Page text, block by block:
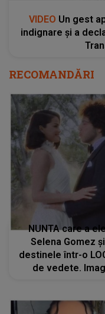
VIDEO Un gest
indignare și a
RECOMANDĂRI
NUNTA care a
Selena Gomez
destinele într-o
de vedete.